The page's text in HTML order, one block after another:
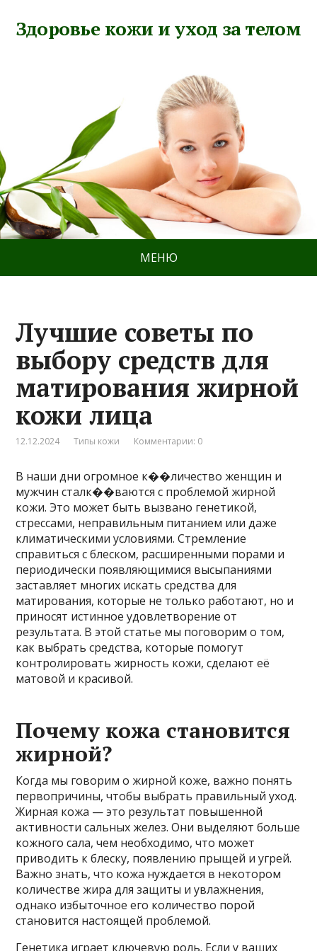
Здоровье кожи и уход за телом
МЕНЮ
Лучшие советы по
выбору средств для
матирования жирной
кожи лица
12.12.2024 Типы кожи Комментарии: 0
В наши дни огромное к��личество женщин и
мужчин сталк��ваются с проблемой жирной
кожи. Это может быть вызвано генетикой,
стрессами, неправильным питанием или даже
климатическими условиями. Стремление
справиться с блеском, расширенными порами и
периодически появляющимися высыпаниями
заставляет многих искать средства для
матирования, которые не только работают, но и
приносят истинное удовлетворение от
результата. В этой статье мы поговорим о том,
как выбрать средства, которые помогут
контролировать жирность кожи, сделают её
матовой и красивой.
Почему кожа становится
жирной?
Когда мы говорим о жирной коже, важно понять
первопричины, чтобы выбрать правильный уход.
Жирная кожа — это результат повышенной
активности сальных желез. Они выделяют больше
кожного сала, чем необходимо, что может
приводить к блеску, появлению прыщей и угрей.
Важно знать, что кожа нуждается в некотором
количестве жира для защиты и увлажнения,
однако избыточное его количество порой
становится настоящей проблемой.
Генетика играет ключевую роль. Если у ваших